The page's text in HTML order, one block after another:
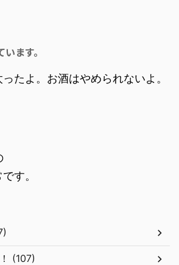
ます。
たよ。お酒はやめられないよ。
す。
(107)